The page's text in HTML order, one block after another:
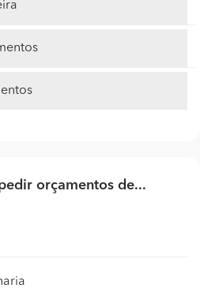
orçamentos de...